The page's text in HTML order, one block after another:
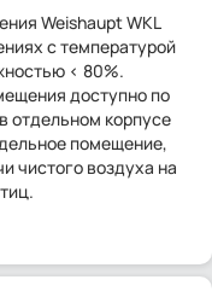
Weishaupt WKL
с температурой
< 80%.
доступно по
отдельном корпусе
помещение,
чистого воздуха на